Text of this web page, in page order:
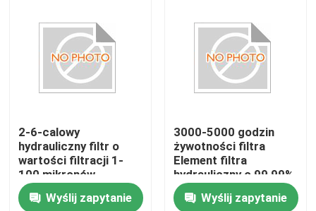
Dom
Produkty
2-6-calowy
hydrauliczny filtr o
wartości filtracji 1-
100 mikronów
Wyślij zapytanie
3000-5000 godzin
żywotności filtra
Element filtra
hydrauliczny o 99,99%
wydajności i mediach z
włókna szklanego
Wyślij zapytanie